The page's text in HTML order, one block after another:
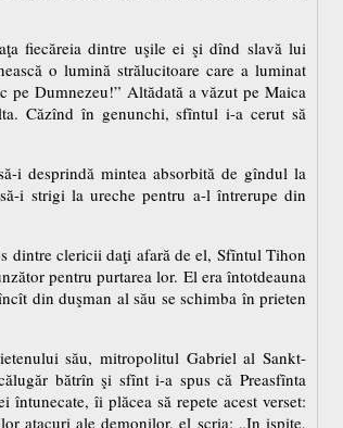
fiecăreia dintre uşile ei şi dînd slavă lui
o lumină strălucitoare care a luminat
pe Dumnezeu!” Altădată a văzut pe Maica
Căzînd în genunchi, sfîntul i-a cerut să
i desprindă mintea absorbită de gîndul la
i strigi la ureche pentru a-l întrerupe din
dintre clericii daţi afară de el, Sfîntul Tihon
pentru purtarea lor. El era întotdeauna
din duşman al său se schimba în prieten
său, mitropolitul Gabriel al Sankt-
bătrîn şi sfînt i-a spus că Preasfînta
îi plăcea să repete acest verset:
atacuri ale demonilor, el scria: „In ispite,